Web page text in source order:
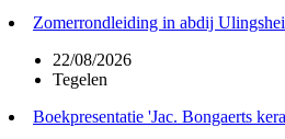
Zomerrondleiding in abdij
22/08/2026
Tegelen
Boekpresentatie 'Jac. Bongaerts